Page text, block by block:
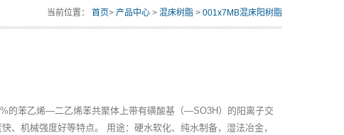
当前位置： 首页> 产品中心 > 混床树脂 > 001x7MB混床阳树脂
的苯乙烯—二乙烯苯共聚体上带有磺酸基（—SO3H）的阳离子交
、机械强度好等特点。 用途：硬水软化、纯水制备，湿法冶金，